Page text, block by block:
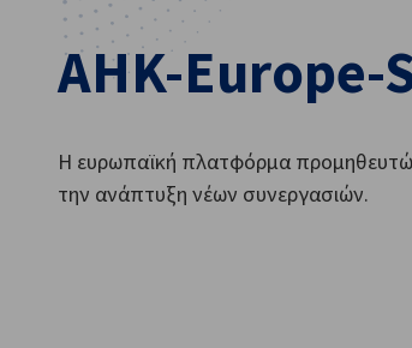
AHK-Europe-
Η ευρωπαϊκή πλατφόρμα
την ανάπτυξη νέων συνεργασιών.